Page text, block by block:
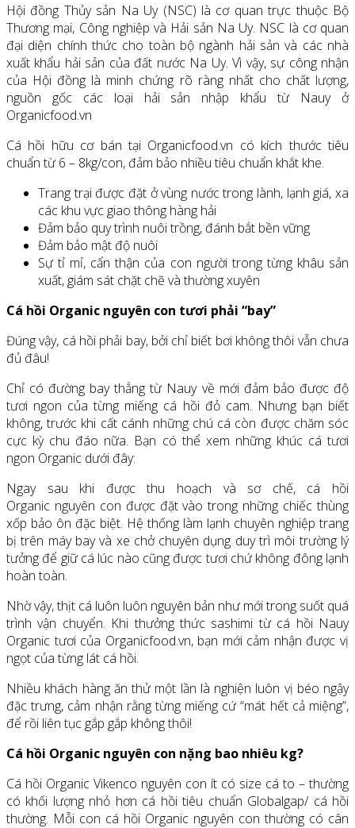
Hội đồng Thủy sản Na Uy (NSC) là cơ quan trực thuộc Bộ
Thương mại, Công nghiệp và Hải sản Na Uy. NSC là cơ quan
đại diện chính thức cho toàn bộ ngành hải sản và các nhà
xuất khẩu hải sản của đất nước Na Uy. Vì vậy, sự công nhận
của Hội đồng là minh chứng rõ ràng nhất cho chất lượng,
nguồn gốc các loại hải sản nhập khẩu từ Nauy ở
Organicfood.vn
Cá hồi hữu cơ bán tại Organicfood.vn có kích thước tiêu
chuẩn từ 6 – 8kg/con, đảm bảo nhiều tiêu chuẩn khắt khe.
Trang trại được đặt ở vùng nước trong lành, lạnh giá, xa
các khu vực giao thông hàng hải
Đảm bảo quy trình nuôi trồng, đánh bắt bền vững
Đảm bảo mật độ nuôi
Sự tỉ mỉ, cẩn thận của con người trong từng khâu sản
xuất, giám sát chặt chẽ và thường xuyên
Cá hồi Organic nguyên con tươi phải “bay”
Đúng vậy, cá hồi phải bay, bởi chỉ biết bơi không thôi vẫn chưa
đủ đâu!
Chỉ có đường bay thẳng từ Nauy về mới đảm bảo được độ
tươi ngon của từng miếng cá hồi đỏ cam. Nhưng bạn biết
không, trước khi cất cánh những chú cá còn được chăm sóc
cực kỳ chu đáo nữa. Bạn có thể xem những khúc cá tươi
ngon Organic dưới đây:
Ngay sau khi được thu hoạch và sơ chế, cá hồi
Organic nguyên con được đặt vào trong những chiếc thùng
xốp bảo ôn đặc biệt. Hệ thống làm lạnh chuyên nghiệp trang
bị trên máy bay và xe chở chuyên dụng duy trì môi trường lý
tưởng để giữ cá lúc nào cũng được tươi chứ không đông lạnh
hoàn toàn.
Nhờ vậy, thịt cá luôn luôn nguyên bản như mới trong suốt quá
trình vận chuyển. Khi thưởng thức sashimi từ cá hồi Nauy
Organic tươi của Organicfood.vn, bạn mới cảm nhận được vị
ngọt của từng lát cá hồi.
Nhiều khách hàng ăn thử một lần là nghiện luôn vị béo ngậy
đặc trưng, cảm nhận rằng từng miếng cứ “mát hết cả miệng”,
để rồi liên tục gắp gắp không thôi!
Cá hồi Organic nguyên con nặng bao nhiêu kg?
Cá hồi Organic Vikenco nguyên con ít có size cá to – thường
có khối lượng nhỏ hơn cá hồi tiêu chuẩn Globalgap/ cá hồi
thường. Mỗi con cá hồi Organic nguyên con thường có cân